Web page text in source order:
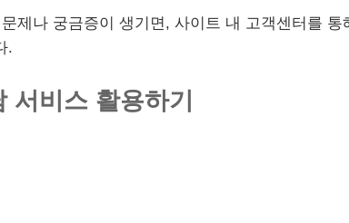
제나 궁금증이 생기면, 사이트 내 고객센터를
.
서비스 활용하기